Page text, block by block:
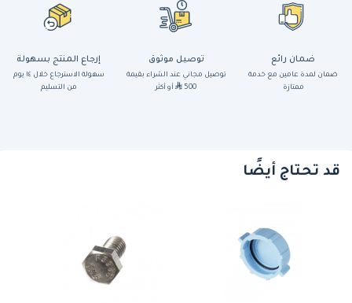
ضمان رائع
ضمان لمدة عامين مع خدمة
ممتازة
توصيل موثوق
توصيل مجاني عند الشراء بقيمة
500
أو أكثر
إرجاع المنتج بسهولة
سهولة الاسترجاع خلال ١٤ يوم
من التسليم
قد تحتاج أيضًا